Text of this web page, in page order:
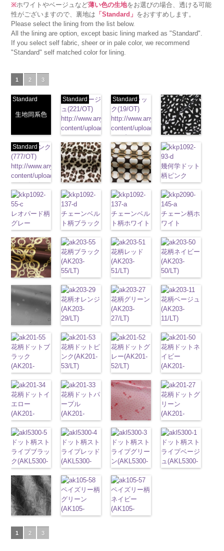
※ホワイトやベージュなど薄い色の生地をお選びの場合、透ける可能
性がございますので、裏地は 「Standard」 をおすすめします。
Please select the lining from the list below.
All the lining are option, except basic lining marked as "Standard".
If you select self fabric, sheer or in pale color, we recommend
"Standard" self matched color for lining.
1 2 3
(-/TK)
http://www.anys.co.jp/wp-
content/uploads/2013/04/jpg
- 生地同系色
ステル100％
CHARALIST、
d.、
DOLCELABY、
JEANNE、
LUNAMARY、
LUNAMARY
ラージサイ
Macolina、
NUDE、
pinkywolman
Standard
ベージ
ュ(221/OT)
http://www.anys.co.jp/wp-
content/uploads/2013/04/221.jpg
221 ベージュ
無地 ポリエ
ステル100％
CHARALIST、
d.、
DOLCELABY、
FairyRose、
JEANNE、
LUNAMARY、
LUNAMARY
ラージサイ
ズ、
Macolina、
NUDE、
pinkywolman
0
Standard
ブラッ
ク(19/OT)
http://www.anys.co.jp/wp-
content/uploads/2013/02/19.jpg
19 ブラック
無地 ポリエ
ステル100％
CHARALIST、
d.、
DOLCELABY、
FairyRose、
JEANNE、
LUNAMARY、
LUNAMARY
ラージサイ
ズ、
Macolina、
NUDE、
pinkywolman
0
Standard
ワイト模様
(KKP3601-
24-C)
http://
24-c.jpg
KKP3601-24-
C ブラック×
ホワイト
テル100％
DOLCELABY、
FairyRose
6000
ピンク
(777/OT)
http://www.anys.co.jp/wp-
content/uploads/2013/08/777.jpg
777 ピンク
無地 ポリエ
ステル100％
CHARALIST、
d.、
DOLCELABY、
FairyRose、
JEANNE、
LUNAMARY、
LUNAMARY
ラージサイ
ズ、
Macolina、
NUDE、
pinkywolman
0
Standard
ブラウン
(KKP1092-
55-B/UN)
http://www.anys.co.jp/wp-
55-b.jpg
KKP1092-55-
B ブラウン
レオパード柄
100％
DOLCELABY
6000
柄ベージュ
(KKP1092-
93-C/UN)
http://www.anys.co.jp/wp-
93-c.jpg
KKP1092-93-
C ベージュ
幾何学ドット
テル100％
DOLCELABY
6000
幾何学ドット
柄ピンク
(KKP1092-
93-D/UN)
http://
content/uploads/
93-d.jpg
KKP1092-93-
D ピンク 幾
何学ドット柄
ポリエステル
100％
DOLCELABY
6000
レオパード柄
グレー
(KKP1092-
55-C/UN)
http://www.anys.co.jp/wp-
content/uploads/2013/08/kkp1092-
55-c.jpg
KKP1092-55-
C
グレー レ
オパード柄
ポリエステル
DOLCELABY
6000
チェーンベル
ト柄ブラック
(KKP1092-
137-D/UN)
http://www.anys.co.jp/wp-
content/uploads/2013/08/kkp1092-
137-d.jpg
KKP1092-
137-D ブラッ
ク チェーン
ベルト柄
リエステル
100％
DOLCELABY
6000
チェーンベル
ト柄ホワイト
(KKP1092-
137-A/UN)
http://www.anys.co.jp/wp-
content/uploads/2013/08/kkp1092-
137-a.jpg
KKP1092-
137-A ホワイ
ト チェーン
ベルト柄
リエステル
100％
DOLCELABY
6000
チェーン柄ホ
ワイト
(KKP2090-
145-A/UN)
http://
content/uploads/
145-a.jpg
KKP2090-
145-A ホワイ
ト チェーン
柄 ポリエス
テル100％
DOLCELABY
6000
ラウン
(KKP21090-
145-B/UN)
http://www.anys.co.jp/wp-
145-b.jpg
KKP2090-
145-B
ン チェーン
テル100％
DOLCELABY
6000
花柄ブラック
(AK203-
55/LT)
http://www.anys.co.jp/wp-
content/uploads/2013/05/ak203-
55.jpg
AK203-55
ラック
キュプラ
100％
DOLCELABY、
FairyRose
6000
花柄レッド
(AK203-
51/LT)
http://www.anys.co.jp/wp-
content/uploads/2013/05/ak203-
51.jpg
AK203-51
ッド 花柄
ュプラ100％
DOLCELABY、
FairyRose
6000
花柄ネイビー
(AK203-
50/LT)
http://
content/uploads/
50.jpg
AK203-50
イビー
キュプラ
100％
DOLCELABY、
FairyRose
6000
(AK203-
31/LT)
http://www.anys.co.jp/wp-
content/uploads/2013/05/ak203-
AK203-31 グ
レー 花柄 キ
ュプラ100％
DOLCELABY、
6000
花柄オレンジ
(AK203-
29/LT)
http://www.anys.co.jp/wp-
content/uploads/2013/05/ak203-
29.jpg
AK203-29 オ
レンジ
キュプラ
100％
DOLCELABY、
FairyRose
6000
花柄グリーン
(AK203-
27/LT)
http://www.anys.co.jp/wp-
content/uploads/2013/05/ak203-
27.jpg
AK203-27 グ
リーン
キュプラ
100％
DOLCELABY、
FairyRose
6000
花柄ベージュ
(AK203-
11/LT)
http://
content/uploads/
11.jpg AK203-
11 ベージュ
花柄 キュプ
ラ100％
DOLCELABY、
FairyRose
6000
花柄ドットブ
ラック
(AK201-
55/LT)
http://www.anys.co.jp/wp-
content/uploads/2013/04/ak201-
55.jpg
AK201-55
ラック 花柄
ドット キュ
プラ100％
DOLCELABY、
FairyRose
6000
花柄ドットピ
ンク(AK201-
53/LT)
http://www.anys.co.jp/wp-
content/uploads/2013/05/ak201-
53.jpg
AK201-53
ンク 花柄ド
ット キュプ
ラ100％
DOLCELABY、
FairyRose
6000
花柄ドットグ
レー(AK201-
52/LT)
http://www.anys.co.jp/wp-
content/uploads/2013/04/ak201-
52.jpg
AK201-52 グ
レー 花柄ド
ット キュプ
ラ100％
DOLCELABY、
FairyRose
6000
花柄ドットネ
イビー
(AK201-
50/LT)
http://
content/uploads/
50.jpg
AK201-50
イビー 花柄
ドット キュ
プラ100％
DOLCELABY、
FairyRose
6000
花柄ドットイ
エロー
(AK201-
34/LT)
http://www.anys.co.jp/wp-
content/uploads/2013/04/ak201-
34.jpg
AK201-34 イ
エロー 花柄
ドット キュ
プラ100％
DOLCELABY、
FairyRose
6000
花柄ドットパ
ープル
(AK201-
33/LT)
http://www.anys.co.jp/wp-
content/uploads/2013/04/ak201-
33.jpg
AK201-33
ープル 花柄
ドット キュ
プラ100％
DOLCELABY、
FairyRose
6000
ッド(AK201-
29/LT)
http://www.anys.co.jp/wp-
content/uploads/2013/04/ak201-
AK201-29 レ
ッド
花柄ド
ット
キュプ
ラ100％
花柄ドットグ
リーン
(AK201-
27/LT)
http://
content/uploads/
27.jpg
AK201-27 グ
リーン 花柄
ドット柄スト
ライプブラッ
ク(AKL5300-
5/LT)
http://www.anys.co.jp/wp-
content/uploads/2013/05/akl5300-
5.jpg
AKL5300-5
ブラック ド
ット柄ストラ
イプ キュプ
ドット柄スト
ライプレッド
(AKL5300-
4/LT)
http://www.anys.co.jp/wp-
content/uploads/2013/05/akl5300-
4.jpg
AKL5300-4
レッド ドッ
ドット柄スト
ライプグリー
ン(AKL5300-
3/LT)
http://www.anys.co.jp/wp-
content/uploads/2013/05/akl5300-
3.jpg
AKL5300-3
グリーン ド
ドット柄スト
ライプベージ
ュ(AKL5300-
1/LT)
グレー
(AK105-
ペイズリー柄
グリーン
(AK105-
58/LT)
ペイズリー柄
ネイビー
(AK105-
57/LT)
1 2 3